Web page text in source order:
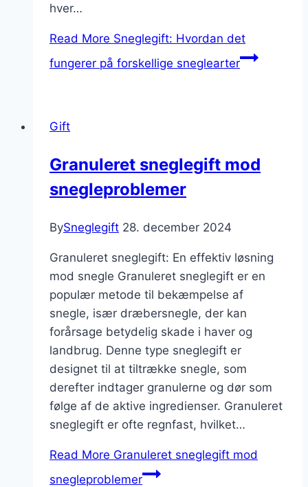
hver…
Read More Sneglegift: Hvordan det
fungerer på forskellige sneglearter
Gift
Granuleret sneglegift mod
snegleproblemer
BySneglegift 28. december 2024
Granuleret sneglegift: En effektiv løsning
mod snegle Granuleret sneglegift er en
populær metode til bekæmpelse af
snegle, især dræbersnegle, der kan
forårsage betydelig skade i haver og
landbrug. Denne type sneglegift er
designet til at tiltrække snegle, som
derefter indtager granulerne og dør som
følge af de aktive ingredienser. Granuleret
sneglegift er ofte regnfast, hvilket…
Read More Granuleret sneglegift mod
snegleproblemer